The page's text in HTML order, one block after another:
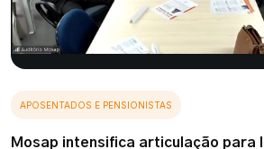
APOSENTADOS E PENSIONISTAS
Mosap intensifica articulação para